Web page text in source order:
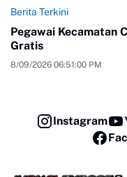
Berita Terkini
Pegawai Kecamatan
Gratis
8/09/2026 06:51:00 PM
Instagram